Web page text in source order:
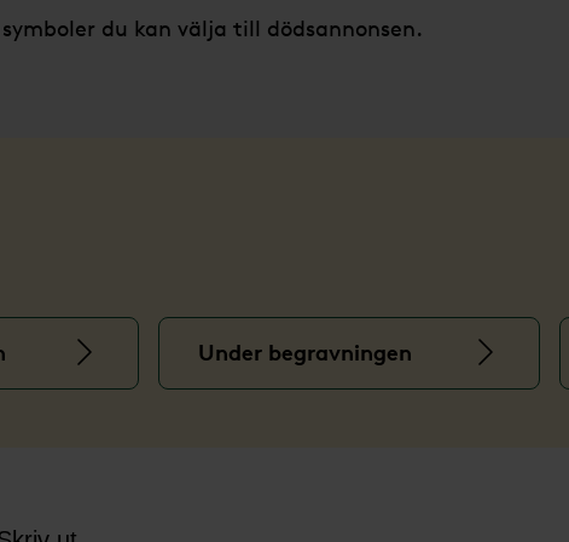
symboler du kan välja till dödsannonsen.
Under begravningen